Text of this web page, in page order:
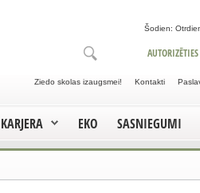
Šodien:
AUTORIZĒTIES
Kontakti
Ziedo skolas izaugsmei!
KARJERA EKO SASNIEGUMI